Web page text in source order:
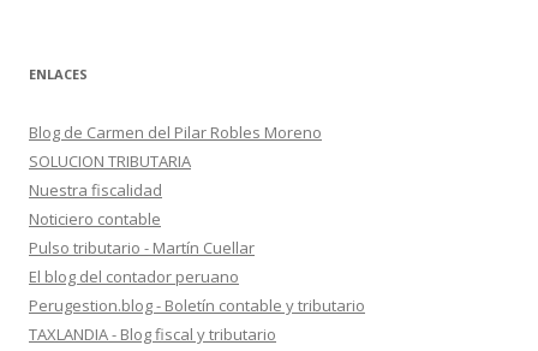
ENLACES
Blog de Carmen del Pilar Robles Moreno
SOLUCION TRIBUTARIA
Nuestra fiscalidad
Noticiero contable
Pulso tributario - Martín Cuellar
El blog del contador peruano
Perugestion.blog - Boletín contable y tributario
TAXLANDIA - Blog fiscal y tributario